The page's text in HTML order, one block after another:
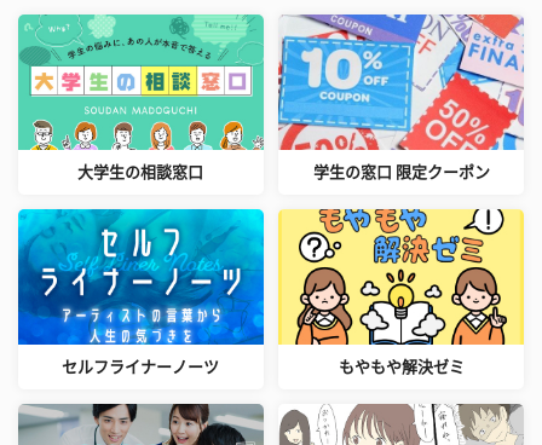
大学生の相談窓口 学生の窓口 限定クーポン
セルフライナーノーツ もやもや解決ゼミ